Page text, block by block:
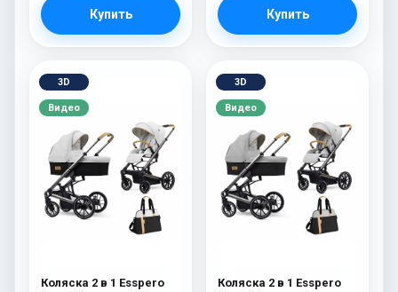
Купить Купить
3D
Видео
Коляска 2 в 1 Esspero
3D
Видео
Коляска 2 в 1 Esspero